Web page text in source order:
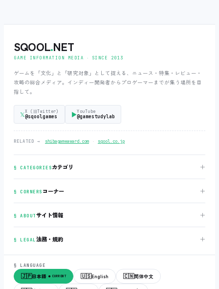
SQOOL.NET
GAME INFORMATION MEDIA ‧ SINCE 2013
ゲームを「文化」と「研究対象」として捉える、ニュース・特集・レビュー・
攻略の総合メディア。インディー開発者からプロゲーマーまでが集う場所を目
指して。
𝕏X (旧Twitter)
@sqoolgames ▶YouTube
@gamestudylab
RELATED → shibagameaward.com ‧ sqool.co.jp
§ CATEGORIESカテゴリ ＋
§ CORNERS コーナー ＋
§ ABOUTサイト情報 ＋
§ LEGAL法務・規約 ＋
§ LANGUAGE
🇯🇵日本語 ● CURRENT 🇺🇸English 🇨🇳简体中文